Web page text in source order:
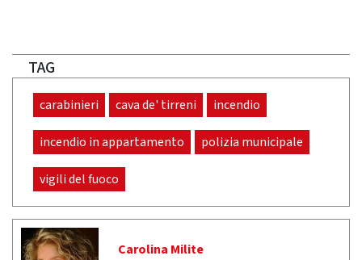
TAG
carabinieri cava de' tirreni incendio
incendio in appartamento polizia municipale
vigili del fuoco
Carolina Milite